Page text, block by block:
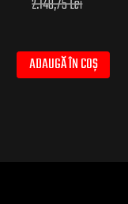
ADAUGĂ ÎN COȘ